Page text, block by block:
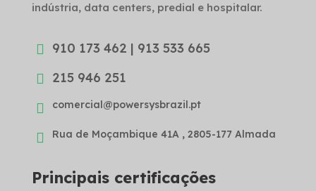
indústria, data centers, predial e hospitalar.
 910 173 462 | 913 533 665
 215 946 251
 comercial@powersysbrazil.pt
 Rua de Moçambique 41A , 2805-177 Almada
Principais certificações